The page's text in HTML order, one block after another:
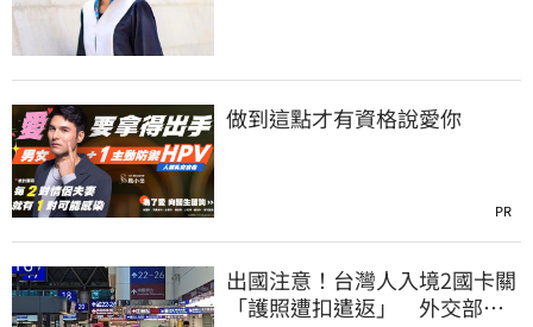
做到這點才有資格說愛你
PR
出國注意！台灣人入境2國卡關
「護照遭扣遣返」 外交部證